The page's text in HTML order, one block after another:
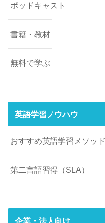
ポッドキャスト
書籍・教材
無料で学ぶ
英語学習ノウハウ
おすすめ英語学習メソッド
第二言語習得（SLA）
企業・法人向け